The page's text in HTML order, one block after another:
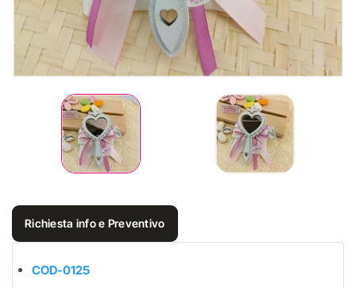
Richiesta info e Preventivo
COD-0125